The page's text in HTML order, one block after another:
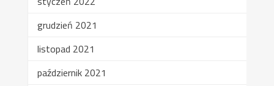
grudzień 2021
listopad 2021
październik 2021